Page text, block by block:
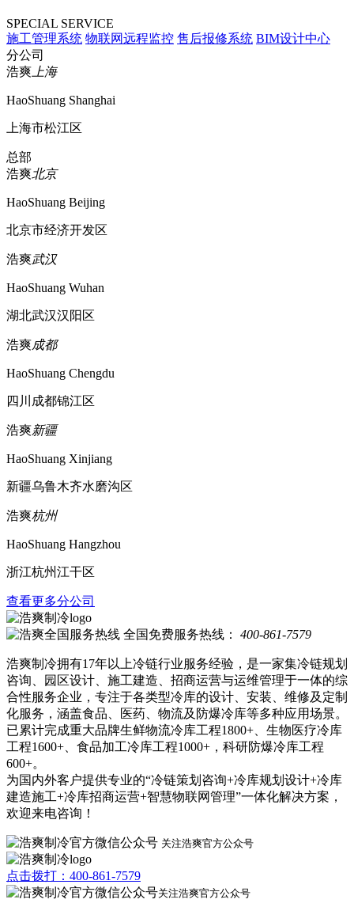
SPECIAL SERVICE
施工管理系统 物联网远程监控 售后报修系统 BIM设计中心
分公司
浩爽上海
HaoShuang Shanghai
上海市松江区
总部
浩爽北京
HaoShuang Beijing
北京市经济开发区
浩爽武汉
HaoShuang Wuhan
湖北武汉汉阳区
浩爽成都
HaoShuang Chengdu
四川成都锦江区
浩爽新疆
HaoShuang Xinjiang
新疆乌鲁木齐水磨沟区
浩爽杭州
HaoShuang Hangzhou
浙江杭州江干区
查看更多分公司
全国免费服务热线： 400-861-7579
浩爽制冷拥有17年以上冷链行业服务经验，是一家集冷链规划
咨询、园区设计、施工建造、招商运营与运维管理于一体的综
合性服务企业，专注于各类型冷库的设计、安装、维修及定制
化服务，涵盖食品、医药、物流及防爆冷库等多种应用场景。
已累计完成重大品牌生鲜物流冷库工程1800+、生物医疗冷库
工程1600+、食品加工冷库工程1000+，科研防爆冷库工程
600+。
为国内外客户提供专业的“冷链策划咨询+冷库规划设计+冷库
建造施工+冷库招商运营+智慧物联网管理”一体化解决方案，
欢迎来电咨询！
关注浩爽官方公众号
点击拨打：400-861-7579
关注浩爽官方公众号